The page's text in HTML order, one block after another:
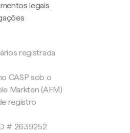
legais
registrada
CASP sob o
Markten (AFM)
registro
# 2639252